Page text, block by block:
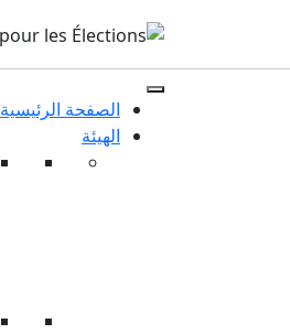
الصفحة الرئيسية
الهيئة